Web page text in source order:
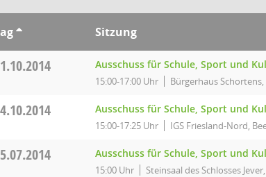
Sitzung
Ausschuss für Schule, Sport und
15:00-17:00 Uhr Bürgerhaus
Ausschuss für Schule, Sport und
15:00-17:25 Uhr IGS Friesland-Nord,
Ausschuss für Schule, Sport und
15:00 Uhr Steinsaal des Schlosses